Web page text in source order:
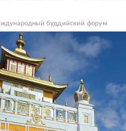
буддийский форум